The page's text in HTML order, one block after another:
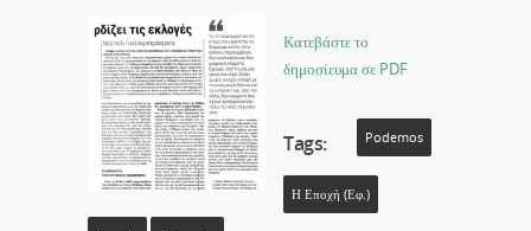
Κατεβάστε το
δημοσίευμα σε PDF
Tags: Podemos
Η Εποχή (εφ.)